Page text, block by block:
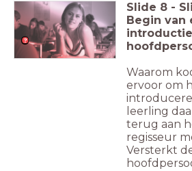
Slide 8 -
Begin van
Waarom
ervoor om
leerling
terug aan
regisseur
Versterkt